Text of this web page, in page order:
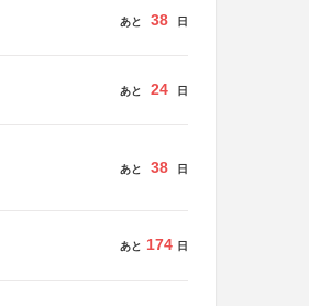
あと 38 日
あと 24 日
あと 38 日
あと 174 日